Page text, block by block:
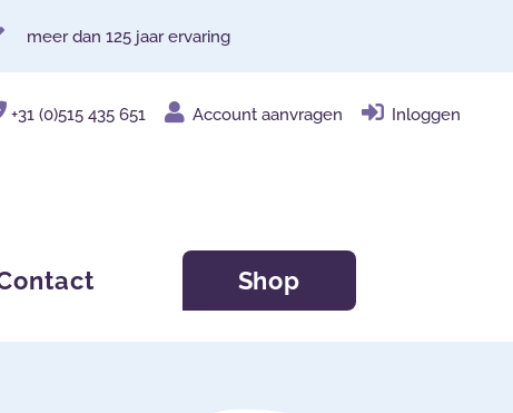
meer dan 125 jaar ervaring
+31 (0)515 435 651 Account aanvragen Inloggen
Shop